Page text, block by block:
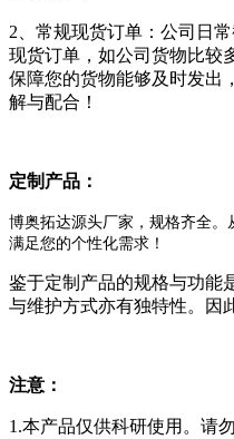
2、常规现货订单：公司日
现货订单，如公司货物比较
保障您的货物能够及时发出
解与配合！
定制产品：
博奥拓达源头厂家，规格齐全。
满足您的个性化需求！
鉴于定制产品的规格与功能
与维护方式亦有独特性。因
注意：
1.本产品仅供科研使用。请